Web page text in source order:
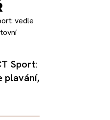
Sport:
plavání,